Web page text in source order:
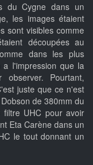
du Cygne dans un
les images étaient
sont visibles comme
découpées au
dans les plus
l'impression que la
Pourtant,
juste que ce n'est
de 380mm du
filtre UHC pour avoir
Eta Carène dans un
le tout donnant un